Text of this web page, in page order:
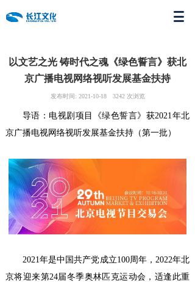
以文艺之光 铸时代之魂《绿色誓言》获北
京广播电视网络视听发展基金扶持
发布时间: 2021-10-18 3242 次浏览
导语：电视剧项目《绿色誓言》获2021年北
京广播电视网络视听发展基金扶持（第一批）
2021年是中国共产党成立100周年，2022年北
京将迎来第24届冬季奥林匹克运动会，适逢此重